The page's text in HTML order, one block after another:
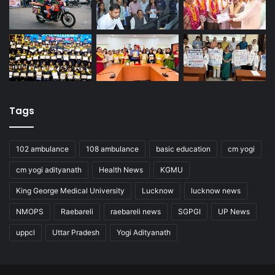
Tags
102 ambulance 108 ambulance basic education cm yogi
cm yogi adityanath Health News KGMU
King George Medical University Lucknow lucknow news
NMOPS Raebareli raebareli news SGPGI UP News
uppcl Uttar Pradesh Yogi Adityanath